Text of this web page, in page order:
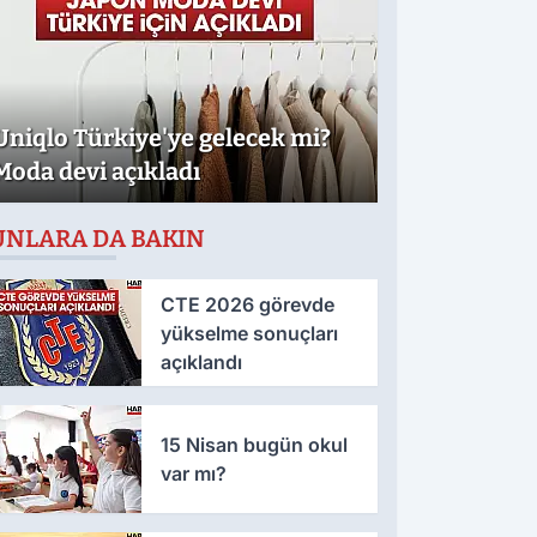
Türkiye'ye gelecek mi?
devi açıkladı
DA BAKIN
CTE 2026 görevde
yükselme sonuçları
açıklandı
15 Nisan bugün okul
var mı?